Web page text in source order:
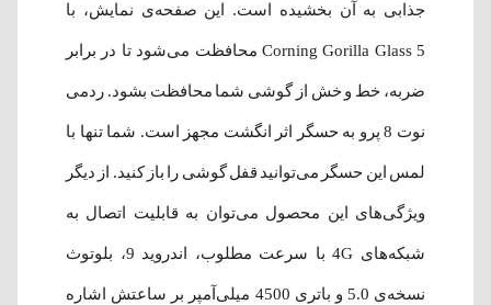
جذابی به آن بخشیده ‌است. این صفحه‌ی نمایش، با
Corning Gorilla Glass 5 محافظت می‌شود تا در برابر
ضربه، خط و خش از گوشی شما محافظت بشود. ردمی
نوت 8 پرو به حسگر اثر انگشت مجهز است. شما تنها با
لمس این حسگر می‌توانید قفل گوشی را باز کنید. از دیگر
ویژگی‌های این محصول می‌توان به قابلیت اتصال به
شبکه­‌های 4G با سرعت مطلوب، اندروید 9، بلوتوث
نسخه‌ی 5.0 و باتری 4500 میلی‌آمپر بر ‌ساعتش اشاره